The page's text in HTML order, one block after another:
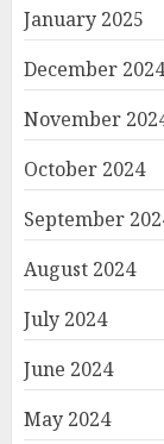
January 2025
December 2024
November
October 2024
September
August 2024
July 2024
June 2024
May 2024